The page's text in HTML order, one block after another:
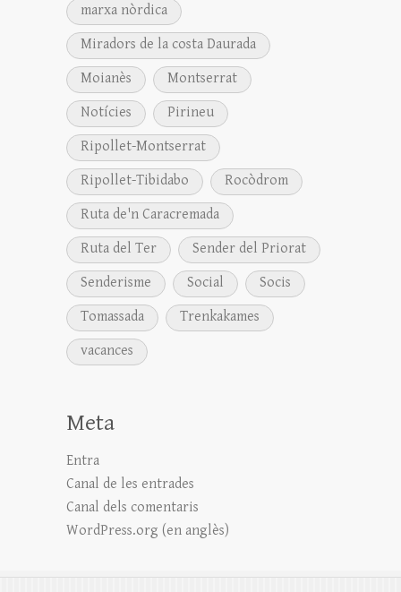
marxa nòrdica
Miradors de la costa Daurada
Moianès
Montserrat
Notícies
Pirineu
Ripollet-Montserrat
Ripollet-Tibidabo
Rocòdrom
Ruta de'n Caracremada
Ruta del Ter
Sender del Priorat
Senderisme
Social
Socis
Tomassada
Trenkakames
vacances
Meta
Entra
Canal de les entrades
Canal dels comentaris
WordPress.org (en anglès)